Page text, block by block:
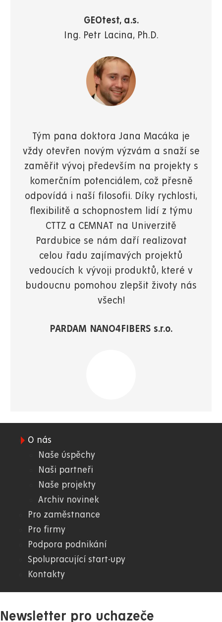
GEOtest, a.s.
Ing. Petr Lacina, Ph.D.
Tým pana doktora Jana Macáka je
vždy otevřen novým výzvám a snaží se
zaměřit vývoj především na projekty s
komerčním potenciálem, což přesně
odpovídá i naší filosofii. Díky rychlosti,
flexibilitě a schopnostem lidí z týmu
CTTZ a CEMNAT na Univerzitě
Pardubice se nám daří realizovat
celou řadu zajímavých projektů
vedoucích k vývoji produktů, které v
budoucnu pomohou zlepšit životy nás
všech!
PARDAM NANO4FIBERS s.r.o.
WWW
O nás
Naše úspěchy
Naši partneři
Naše projekty
Archiv novinek
Pro zaměstnance
Pro firmy
Podpora podnikání
Spolupracující start-upy
Kontakty
Newsletter pro uchazeče